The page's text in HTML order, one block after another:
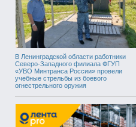
В Ленинградской области работники
Северо-Западного филиала ФГУП
«УВО Минтранса России» провели
учебные стрельбы из боевого
огнестрельного оружия